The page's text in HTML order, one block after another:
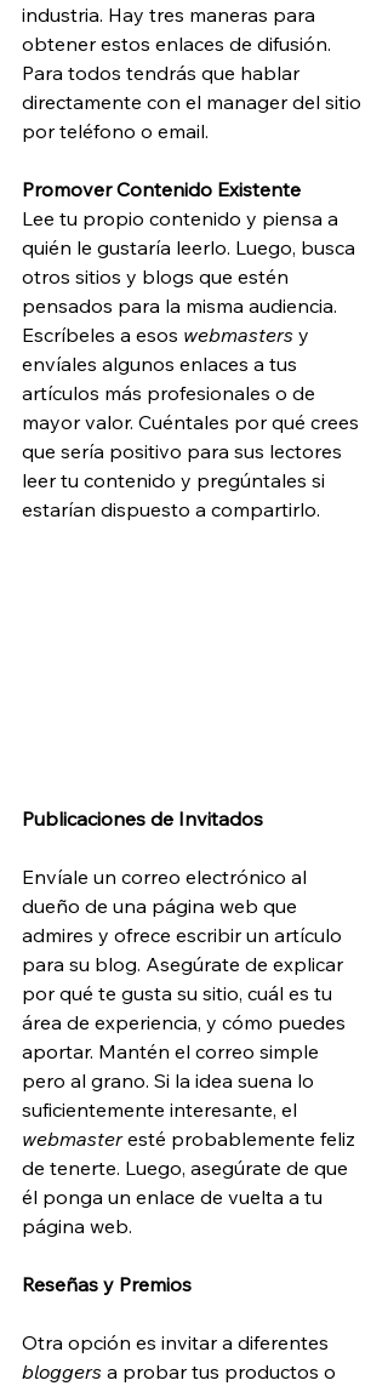
industria. Hay tres maneras para
obtener estos enlaces de difusión.
Para todos tendrás que hablar
directamente con el manager del sitio
por teléfono o email.
Promover Contenido Existente
Lee tu propio contenido y piensa a
quién le gustaría leerlo. Luego, busca
otros sitios y blogs que estén
pensados para la misma audiencia.
Escríbeles a esos webmasters y
envíales algunos enlaces a tus
artículos más profesionales o de
mayor valor. Cuéntales por qué crees
que sería positivo para sus lectores
leer tu contenido y pregúntales si
estarían dispuesto a compartirlo.
Publicaciones de Invitados
Envíale un correo electrónico al
dueño de una página web que
admires y ofrece escribir un artículo
para su blog. Asegúrate de explicar
por qué te gusta su sitio, cuál es tu
área de experiencia, y cómo puedes
aportar. Mantén el correo simple
pero al grano. Si la idea suena lo
suficientemente interesante, el
webmaster esté probablemente feliz
de tenerte. Luego, asegúrate de que
él ponga un enlace de vuelta a tu
página web.
Reseñas y Premios
Otra opción es invitar a diferentes
bloggers a probar tus productos o